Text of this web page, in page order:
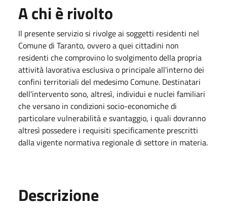
A chi è rivolto
Il presente servizio si rivolge ai soggetti residenti nel
Comune di Taranto, ovvero a quei cittadini non
residenti che comprovino lo svolgimento della propria
attività lavorativa esclusiva o principale all'interno dei
confini territoriali del medesimo Comune. Destinatari
dell'intervento sono, altresì, individui e nuclei familiari
che versano in condizioni socio-economiche di
particolare vulnerabilità e svantaggio, i quali dovranno
altresì possedere i requisiti specificamente prescritti
dalla vigente normativa regionale di settore in materia.
Descrizione